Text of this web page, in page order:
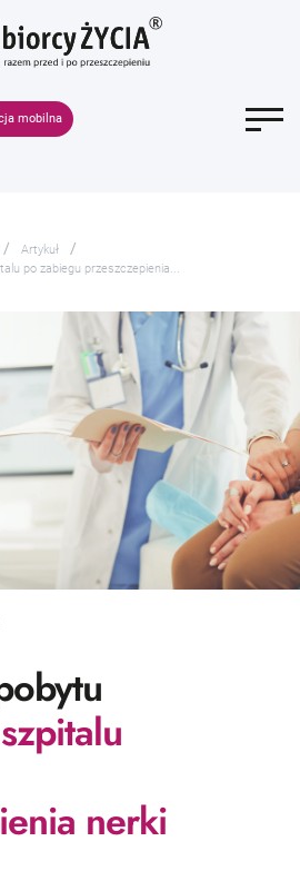
mobilna
Artykuł
po zabiegu przeszczepienia...
nerki